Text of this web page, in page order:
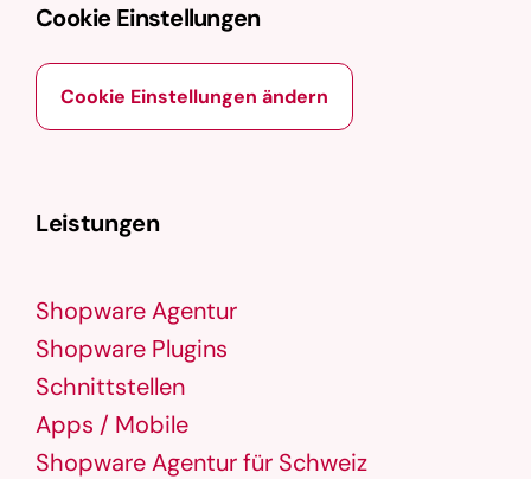
Cookie Einstellungen
Cookie Einstellungen ändern
Leistungen
Shopware Agentur
Shopware Plugins
Schnittstellen
Apps / Mobile
Shopware Agentur für Schweiz